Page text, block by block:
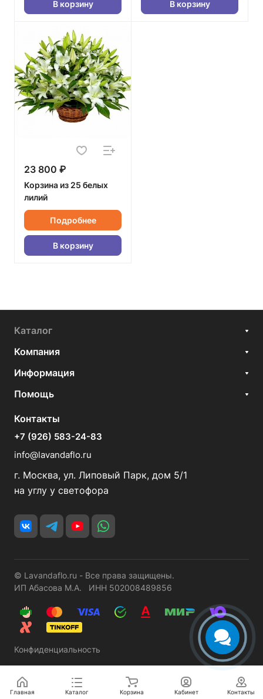
В корзину В корзину
23 800 ₽
Корзина из 25 белых
лилий
Подробнее
В корзину
Каталог
Компания
Информация
Помощь
Контакты
+7 (926) 583-24-83
info@lavandaflo.ru
г. Москва, ул. Липовый Парк, дом 5/1
на углу у светофора
© Lavandaflo.ru - Все права защищены.
ИП Абасова М.А. ИНН 502008489856
Конфиденциальность
Главная Каталог Корзина Кабинет Контакты